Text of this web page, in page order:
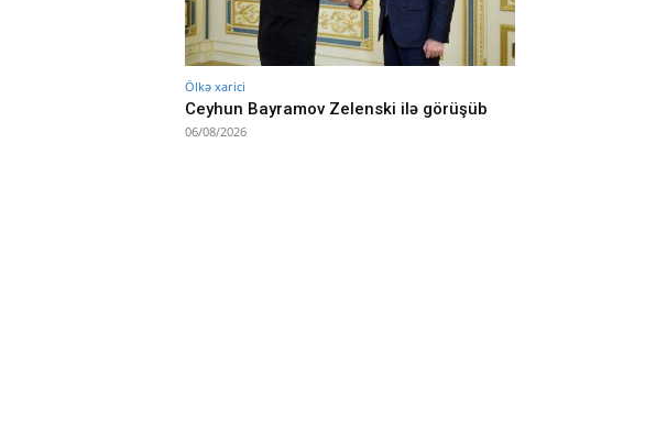
Ölkə xarici
Ceyhun Bayramov Zelenski ilə görüşüb
06/08/2026